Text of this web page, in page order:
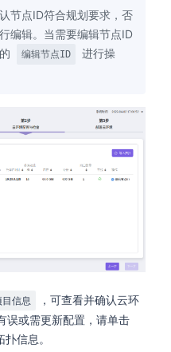
节点ID符合规划要求，否
编辑。当需要编辑节点ID
编辑节点ID
进行操
信息
，可查看并确认云环
误或需更新配置，请单击
信息。